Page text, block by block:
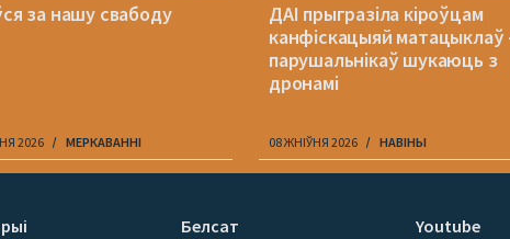
за нашу свабоду
2026 МЕРКАВАННI
ДАІ прыгразіла кіроўцам
канфіскацыяй матацыклаў
парушальнікаў шукаюць з
дронамі
08 ЖНІЎНЯ 2026 НАВІНЫ
Белсат
Youtube